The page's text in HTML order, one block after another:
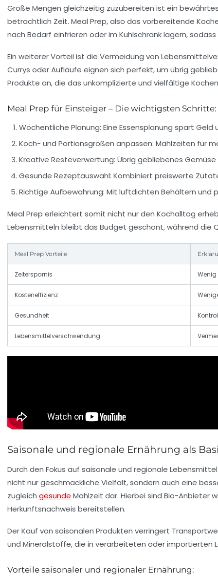
Große Mengen gleichzeitig zuzubereiten ist ein
beträchtlich Zeit. Meal Prep, also das vorbereitende
nach Bedarf einfrieren oder im Kühlschrank lagern,
Ein weiterer Vorteil ist die Vermeidung von
Currys oder Aufläufe eignen sich perfekt, um übrig
Produkte an, die das unkomplizierte und vielfältige
Meal Prep für Einsteiger – Die wichtigsten Schritte:
Wöchentliche Planung: Eine Essensplanung spart
Koch- und Portionsgrößen anpassen: Mahlzeiten für
Kreative Resteverwertung: Übrig gebliebenes
Gesunde Rezeptauswahl: Kombiniert preiswerte
Richtige Aufbewahrung: Mit luftdichten Behältern und
Meal Prep erleichtert somit nicht nur den Kochalltag
Lebensmitteln bleibt das Budget geschont, während die
Meal Prep Vorteile
Zeitersparnis
Kosteneffizienz
Gesundheit
Lebensmittelverschwendung
Saisonale und regionale Ernährung als
Durch den Fokus auf saisonale und regionale
nicht nur geschmackliche Vielfalt, sondern auch eine
zugleich gesunde Mahlzeit dar. Hierbei sind Bio-Anbieter
Herkunftsnachweis bereitstellen.
Der Kauf von saisonalen Produkten verringert
und Mineralstoffe, die in verarbeiteten oder importierten
Vorteile saisonaler und regionaler Ernährung: